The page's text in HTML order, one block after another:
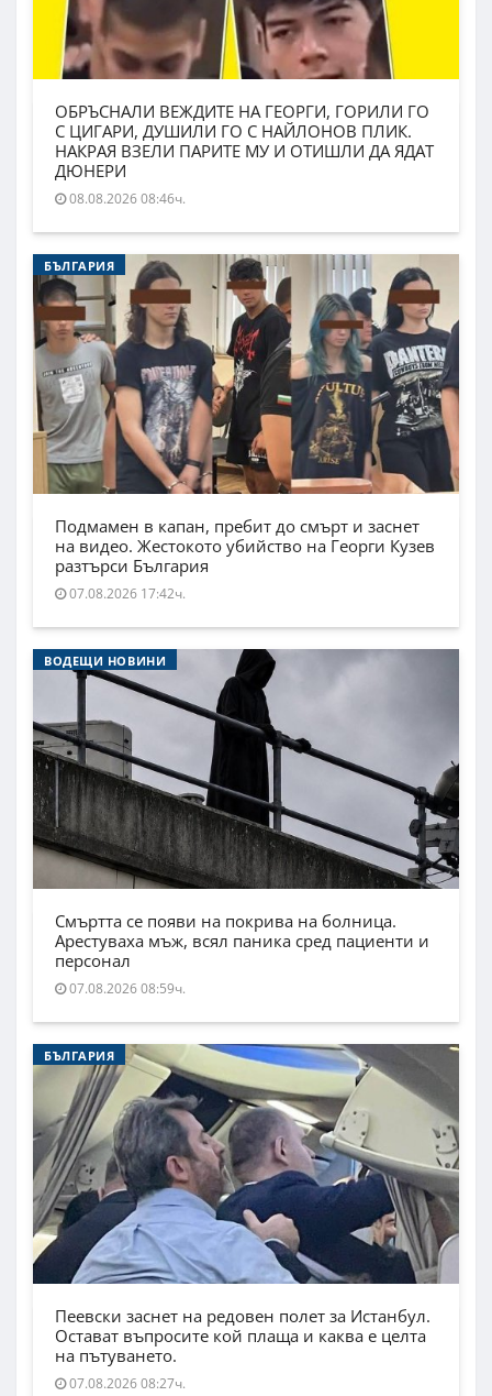
ОБРЪСНАЛИ ВЕЖДИТЕ НА ГЕОРГИ, ГОРИЛИ ГО
С ЦИГАРИ, ДУШИЛИ ГО С НАЙЛОНОВ ПЛИК.
НАКРАЯ ВЗЕЛИ ПАРИТЕ МУ И ОТИШЛИ ДА ЯДАТ
ДЮНЕРИ
08.08.2026 08:46ч.
БЪЛГАРИЯ
Подмамен в капан, пребит до смърт и заснет
на видео. Жестокото убийство на Георги Кузев
разтърси България
07.08.2026 17:42ч.
ВОДЕЩИ НОВИНИ
Смъртта се появи на покрива на болница.
Арестуваха мъж, всял паника сред пациенти и
персонал
07.08.2026 08:59ч.
БЪЛГАРИЯ
Пеевски заснет на редовен полет за Истанбул.
Остават въпросите кой плаща и каква е целта
на пътуването.
07.08.2026 08:27ч.